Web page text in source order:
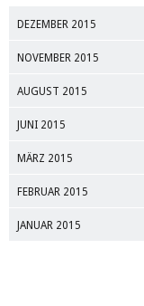
DEZEMBER 2015
NOVEMBER 2015
AUGUST 2015
JUNI 2015
MÄRZ 2015
FEBRUAR 2015
JANUAR 2015